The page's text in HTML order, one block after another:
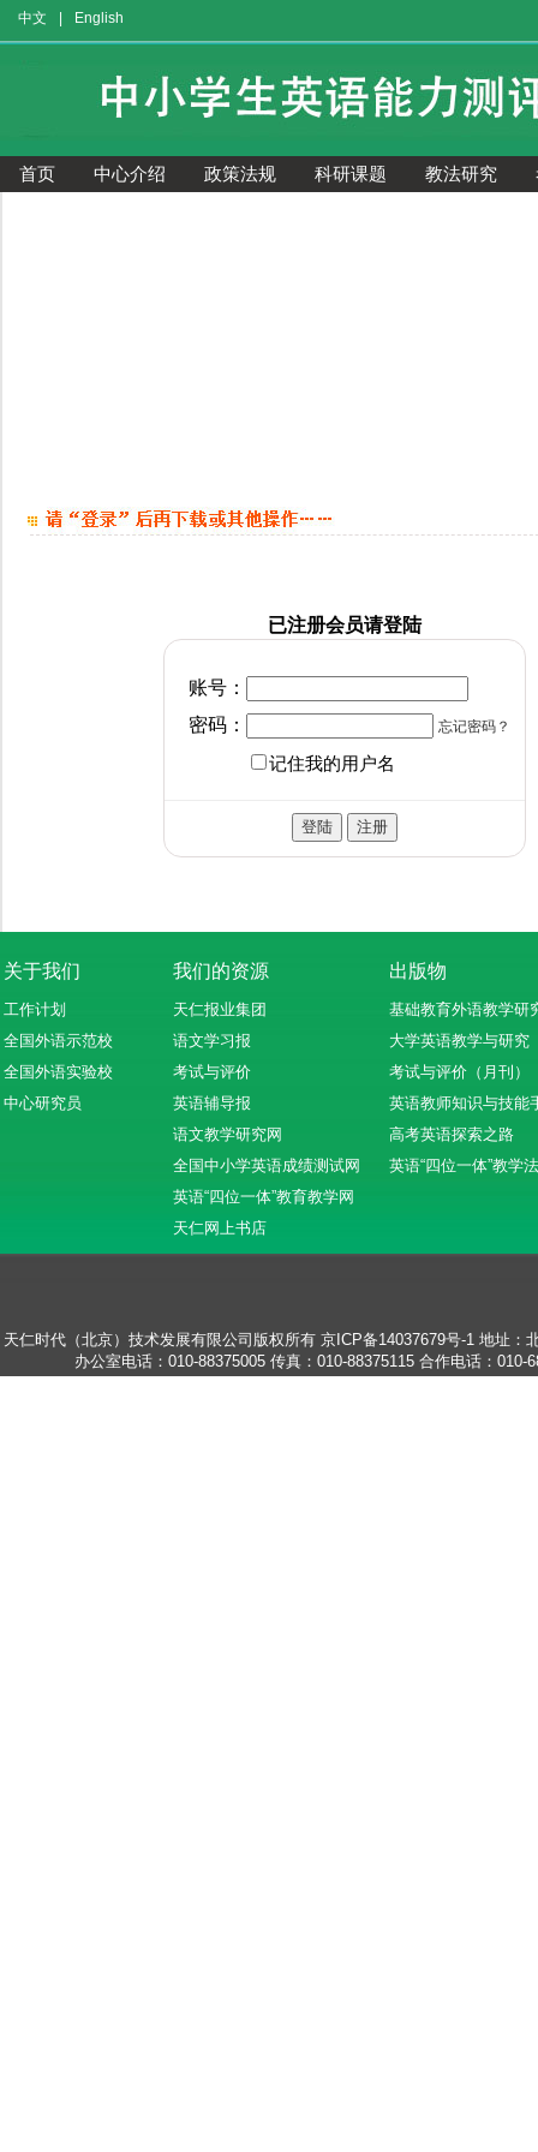
中文 English
首页 中心介绍 政策法规 科研课题 教法研究
已注册会员请登陆
账号：
密码：
忘记密码？
记住我的用户名
关于我们 我们的资源 出版物
工作计划
全国外语示范校
全国外语实验校
中心研究员
天仁报业集团
语文学习报
考试与评价
英语辅导报
语文教学研究网
全国中小学英语成绩测试网
英语“四位一体”教育教学网
天仁网上书店
基础教育外语教学研
大学英语教学与研究
考试与评价（月刊）
英语教师知识与技能
高考英语探索之路
英语“四位一体”教学
天仁时代（北京）技术发展有限公司版权所有 京ICP备14037679号-1 地址：
办公室电话：010-88375005 传真：010-88375115 合作电话：010-